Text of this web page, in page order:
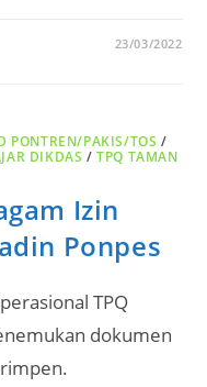
23/03/2022
PONTREN/PAKIS/TOS /
DIKDAS /TPQ TAMAN
Izin
Ponpes
TPQ
dokumen